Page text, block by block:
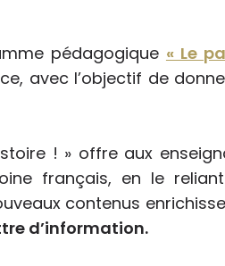
pédagogique « Le
avec l’objectif de
! » offre aux
français, en le
contenus
d’information.